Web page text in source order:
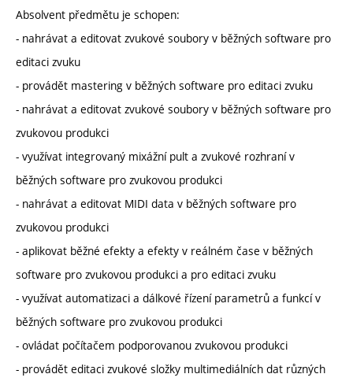
Absolvent předmětu je schopen:
- nahrávat a editovat zvukové soubory v běžných software pro
editaci zvuku
- provádět mastering v běžných software pro editaci zvuku
- nahrávat a editovat zvukové soubory v běžných software pro
zvukovou produkci
- využívat integrovaný mixážní pult a zvukové rozhraní v
běžných software pro zvukovou produkci
- nahrávat a editovat MIDI data v běžných software pro
zvukovou produkci
- aplikovat běžné efekty a efekty v reálném čase v běžných
software pro zvukovou produkci a pro editaci zvuku
- využívat automatizaci a dálkové řízení parametrů a funkcí v
běžných software pro zvukovou produkci
- ovládat počítačem podporovanou zvukovou produkci
- provádět editaci zvukové složky multimediálních dat různých